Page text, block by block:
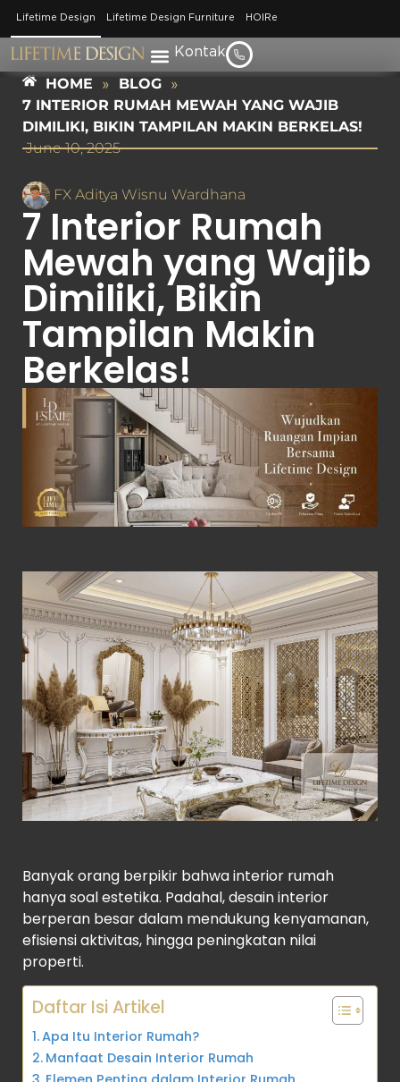
Lifetime Design Lifetime Design Furniture HOIRe
Kontak
HOME » BLOG »
7 INTERIOR RUMAH MEWAH YANG WAJIB
DIMILIKI, BIKIN TAMPILAN MAKIN BERKELAS!
June 10, 2025
FX Aditya Wisnu Wardhana
7 Interior Rumah
Mewah yang Wajib
Dimiliki, Bikin
Tampilan Makin
Berkelas!
Banyak orang berpikir bahwa interior rumah
hanya soal estetika. Padahal, desain interior
berperan besar dalam mendukung kenyamanan,
efisiensi aktivitas, hingga peningkatan nilai
properti.
Daftar Isi Artikel
Apa Itu Interior Rumah?
Manfaat Desain Interior Rumah